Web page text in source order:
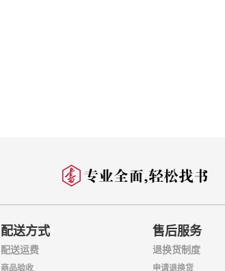
配送方式
配送运费
商品验收
售后服务
退换货制度
申请退换货